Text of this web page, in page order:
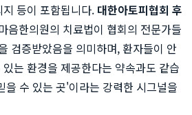
등이 포함됩니다. 대한아토피협회 후
음한의원의 치료법이 협회의 전문가들
검증받았음을 의미하며, 환자들이 안
는 환경을 제공한다는 약속과도 같습
을 수 있는 곳'이라는 강력한 시그널을